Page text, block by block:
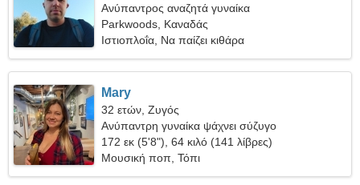
Ανύπαντρος αναζητά γυναίκα
Parkwoods, Καναδάς
Ιστιοπλοΐα, Να παίζει κιθάρα
Mary
32 ετών, Ζυγός
Ανύπαντρη γυναίκα ψάχνει σύζυγο
172 εκ (5'8"), 64 κιλό (141 λίβρες)
Μουσική ποπ, Τόπι